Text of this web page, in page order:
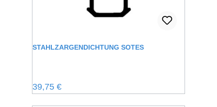
STAHLZARGENDICHTUNG SOTES
Regulärer Preis:
39,75 €